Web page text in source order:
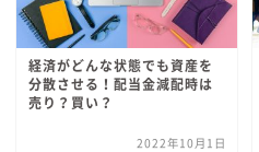
経済がどんな状態でも資産を
分散させる！配当金減配時は
売り？買い？
2022年10月1日